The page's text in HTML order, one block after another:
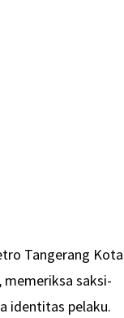
Tangerang Kota
saksi-
identitas pelaku.